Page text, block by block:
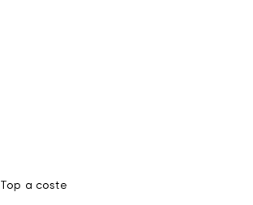
Top a coste